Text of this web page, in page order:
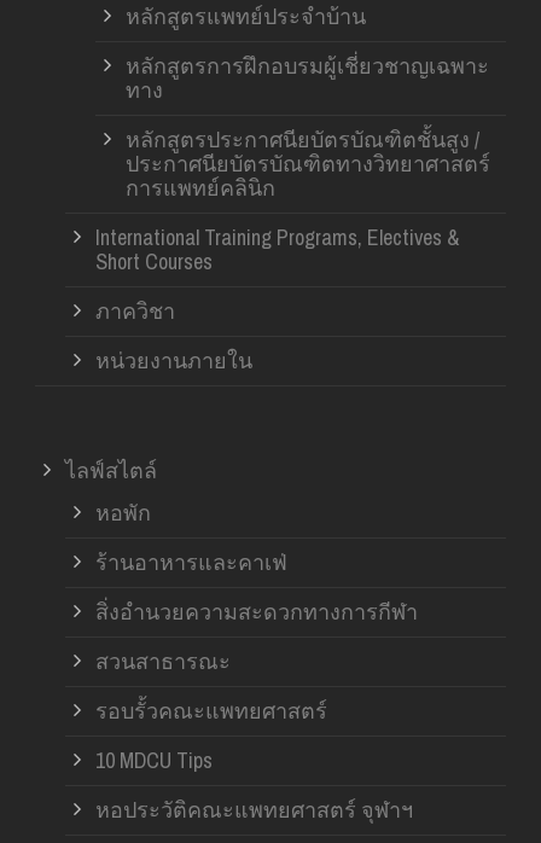
หลักสูตรแพทย์ประจำบ้าน
หลักสูตรการฝึกอบรมผู้เชี่ยวชาญเฉพาะ
ทาง
หลักสูตรประกาศนียบัตรบัณฑิตชั้นสูง /
ประกาศนียบัตรบัณฑิตทางวิทยาศาสตร์
การแพทย์คลินิก
International Training Programs, Electives &
Short Courses
ภาควิชา
หน่วยงานภายใน
ไลฟ์สไตล์
หอพัก
ร้านอาหารและคาเฟ่
สิ่งอำนวยความสะดวกทางการกีฬา
สวนสาธารณะ
รอบรั้วคณะแพทยศาสตร์
10 MDCU Tips
หอประวัติคณะแพทยศาสตร์ จุฬาฯ